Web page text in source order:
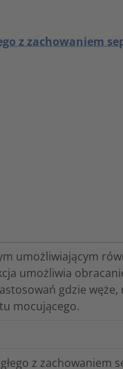
z zachowaniem
umożliwiającym
umożliwia
gdzie
mocującego.
z zachowaniem